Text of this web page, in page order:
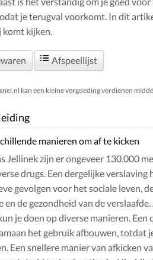
je terugval voorkomt. In dit
komt kijken.
Afspeellijst
kan een kleine vergoeding verdienen
manieren om af te kicken
Jellinek zijn er ongeveer 130.000
drugs. Een dergelijke verslaving
gevolgen voor het sociale leven,
en de gezondheid van de
je doen op diverse manieren. Een
het gebruik afbouwen, totdat
Een snellere manier van afkicken